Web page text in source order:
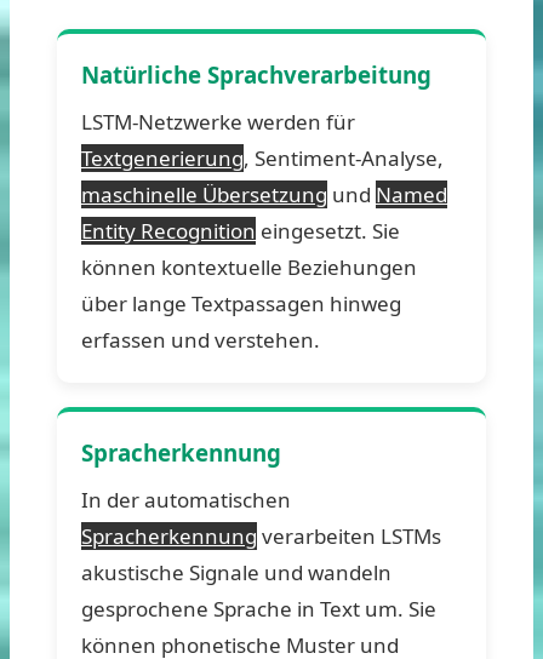
Natürliche Sprachverarbeitung
LSTM-Netzwerke werden für
Textgenerierung, Sentiment-Analyse,
maschinelle Übersetzung und Named
Entity Recognition eingesetzt. Sie
können kontextuelle Beziehungen
über lange Textpassagen hinweg
erfassen und verstehen.
Spracherkennung
In der automatischen
Spracherkennung verarbeiten LSTMs
akustische Signale und wandeln
gesprochene Sprache in Text um. Sie
können phonetische Muster und